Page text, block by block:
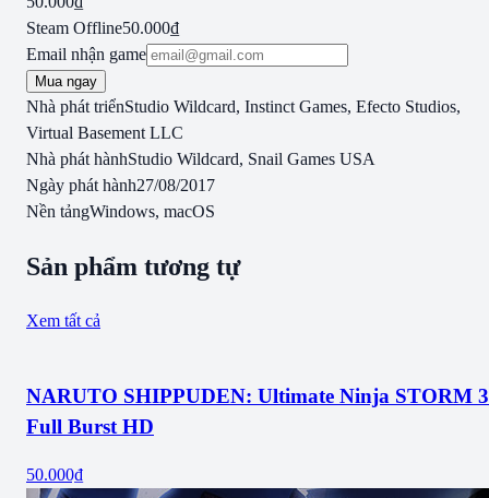
Steam Offline50.000₫
Email nhận game
Mua ngay
Nhà phát triểnStudio Wildcard, Instinct Games, Efecto Studios,
Virtual Basement LLC
Nhà phát hànhStudio Wildcard, Snail Games USA
Ngày phát hành27/08/2017
Nền tảngWindows, macOS
Sản phẩm tương tự
Xem tất cả
NARUTO SHIPPUDEN: Ultimate Ninja STORM 3
Full Burst HD
50.000₫